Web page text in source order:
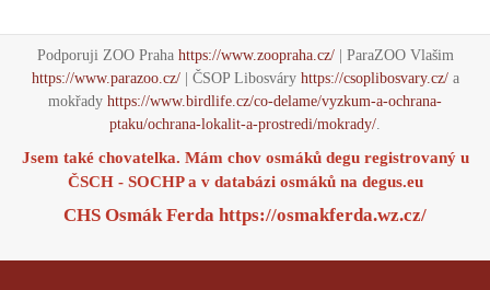
Podporuji ZOO Praha https://www.zoopraha.cz/| ParaZOO Vlašim
https://www.parazoo.cz/| ČSOP Libosváry https://csoplibosvary.cz/a
mokřady https://www.birdlife.cz/co-delame/vyzkum-a-ochrana-
ptaku/ochrana-lokalit-a-prostredi/mokrady/.
Jsem také chovatelka. Mám chov osmáků degu registrovaný u
ČSCH - SOCHP a v databázi osmáků na degus.eu
CHS Osmák Ferda https://osmakferda.wz.cz/